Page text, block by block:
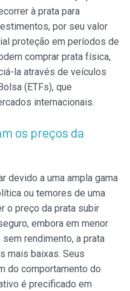
à prata para
por seu valor
proteção em períodos de
comprar prata física,
la através de veículos
(ETFs), que
internacionais.
os preços da
devido a uma ampla gama
ou temores de uma
o preço da prata subir
embora em menor
rendimento, a prata
mais baixas. Seus
do comportamento do
é precificado em